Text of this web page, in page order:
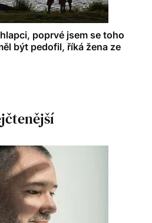
poprvé jsem se toho
být pedofil, říká žena ze